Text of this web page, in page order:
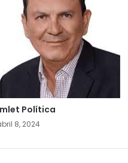
Política
8, 2024